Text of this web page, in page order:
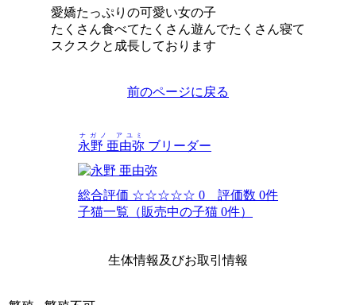
愛嬌たっぷりの可愛い女の子
たくさん食べてたくさん遊んでたくさん寝て
スクスクと成長しております
前のページに戻る
永野 亜由弥
ナガノ アユミ
ブリーダー
総合評価 ☆☆☆☆☆ 0 評価数 0件
子猫一覧（販売中の子猫 0件）
生体情報及びお取引情報